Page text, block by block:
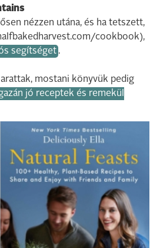
nézzen utána, és ha tetszett,
cookbook),
segítséget .
mostani könyvük pedig
jó receptek és remekül